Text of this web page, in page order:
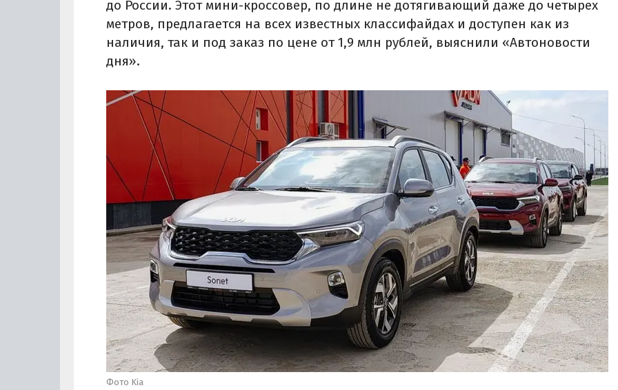
до России. Этот мини-кроссовер, по длине не дотягивающий даже до четырех
метров, предлагается на всех известных классифайдах и доступен как из
наличия, так и под заказ по цене от 1,9 млн рублей, выяснили «Автоновости
дня».
Фото Kia